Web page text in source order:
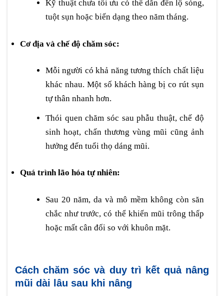
Kỹ thuật chưa tối ưu có thể dẫn đến lộ sóng,
tuột sụn hoặc biến dạng theo năm tháng.
Cơ địa và chế độ chăm sóc:
Mỗi người có khả năng tương thích chất liệu
khác nhau. Một số khách hàng bị co rút sụn
tự thân nhanh hơn.
Thói quen chăm sóc sau phẫu thuật, chế độ
sinh hoạt, chấn thương vùng mũi cũng ảnh
hưởng đến tuổi thọ dáng mũi.
Quá trình lão hóa tự nhiên:
Sau 20 năm, da và mô mềm không còn săn
chắc như trước, có thể khiến mũi trông thấp
hoặc mất cân đối so với khuôn mặt.
Cách chăm sóc và duy trì kết quả nâng
mũi dài lâu sau khi nâng